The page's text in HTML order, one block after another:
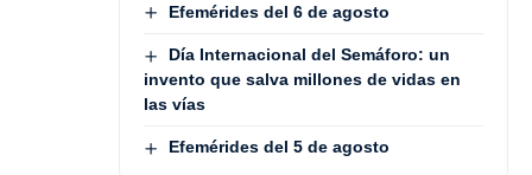
Efemérides del 6 de agosto
Día Internacional del Semáforo: un
invento que salva millones de vidas en
las vías
Efemérides del 5 de agosto